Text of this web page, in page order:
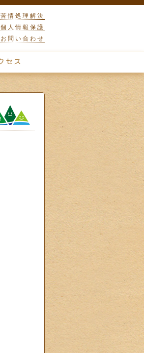
苦情処理解決
個人情報保護
お問い合わせ